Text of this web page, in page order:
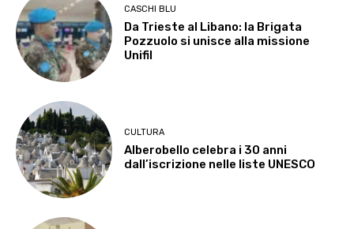
CASCHI BLU
Da Trieste al Libano: la Brigata
Pozzuolo si unisce alla missione
Unifil
CULTURA
Alberobello celebra i 30 anni
dall’iscrizione nelle liste UNESCO